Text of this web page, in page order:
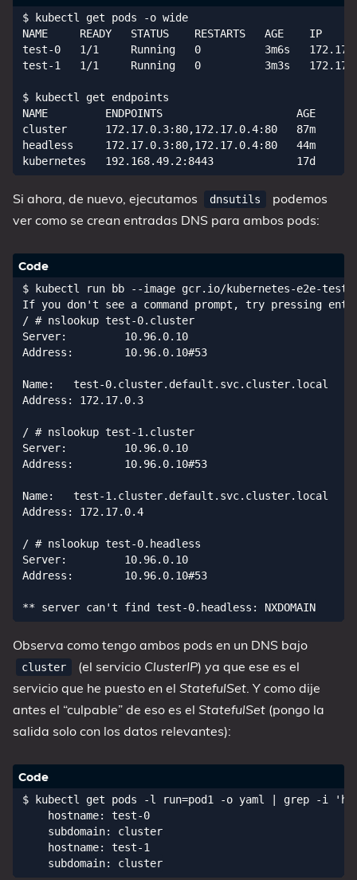
$ kubectl get pods -o wide
NAME     READY   STATUS    RESTARTS   AGE
test-0   1/1     Running   0          3m6s
test-1   1/1     Running   0          3m3s
$ kubectl get endpoints
NAME         ENDPOINTS                     AGE
cluster      172.17.0.3:80,172.17.0.4:80   87m
headless     172.17.0.3:80,172.17.0.4:80   44m
Si ahora, de nuevo, ejecutamos dnsutils
podemos
ver como se crean entradas DNS para ambos pods:
$ kubectl run bb --image gcr.io/kubernetes-e2e-
If you don't see a command prompt, try pressing
/ # nslookup test-0.cluster
Server:         10.96.0.10
Address:        10.96.0.10#53
Name:   test-0.cluster.default.svc.cluster.local
Address: 172.17.0.3
/ # nslookup test-1.cluster
Server:         10.96.0.10
Address:        10.96.0.10#53
Name:   test-1.cluster.default.svc.cluster.local
Address: 172.17.0.4
/ # nslookup test-0.headless
Server:         10.96.0.10
Address:        10.96.0.10#53
Observa como tengo ambos pods en un DNS bajo
cluster (el servicio ClusterIP) ya que ese es el
servicio que he puesto en el StatefulSet. Y como dije
antes el “culpable” de eso es el StatefulSet (pongo la
salida solo con los datos relevantes):
$ kubectl get pods -l run=pod1 -o yaml | grep -i
    hostname: test-0
    subdomain: cluster
    hostname: test-1